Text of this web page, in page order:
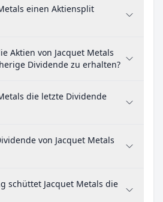
einen Aktiensplit
Aktien von Jacquet Metals
Dividende zu erhalten?
die letzte Dividende
von Jacquet Metals
schüttet Jacquet Metals die